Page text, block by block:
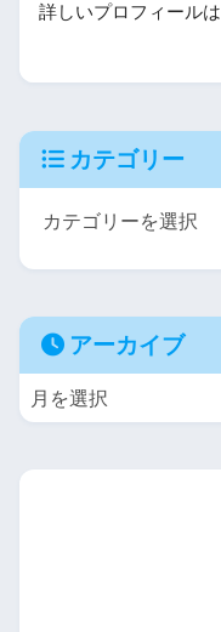
詳しいプロフィールは
カテゴリー
アーカイブ